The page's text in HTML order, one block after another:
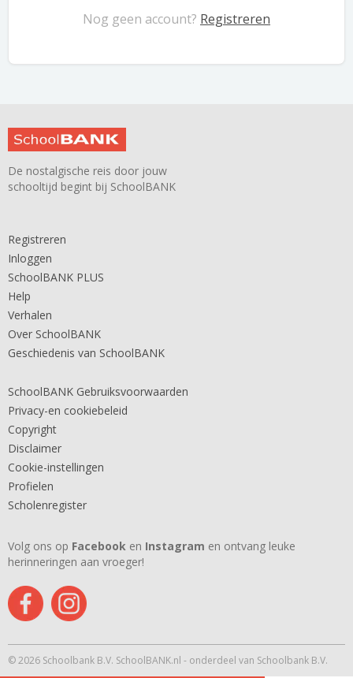
Nog geen account? Registreren
De nostalgische reis door jouw
schooltijd begint bij SchoolBANK
Registreren
Inloggen
SchoolBANK PLUS
Help
Verhalen
Over SchoolBANK
Geschiedenis van SchoolBANK
SchoolBANK Gebruiksvoorwaarden
Privacy-en cookiebeleid
Copyright
Disclaimer
Cookie-instellingen
Profielen
Scholenregister
Volg ons op Facebook en Instagram en ontvang leuke
herinneringen aan vroeger!
© 2026 Schoolbank B.V. SchoolBANK.nl - onderdeel van Schoolbank B.V.